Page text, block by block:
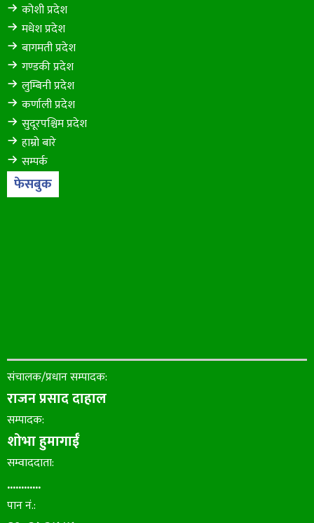
कोशी प्रदेश
मधेश प्रदेश
बागमती प्रदेश
गण्डकी प्रदेश
लुम्बिनी प्रदेश
कर्णाली प्रदेश
सुदूरपश्चिम प्रदेश
हाम्रो बारे
सम्पर्क
फेसबुक
संचालक/प्रधान सम्पादक:
राजन प्रसाद दाहाल
सम्पादक:
शोभा हुमागाईँ
सम्वाददाता:
............
पान नं.: